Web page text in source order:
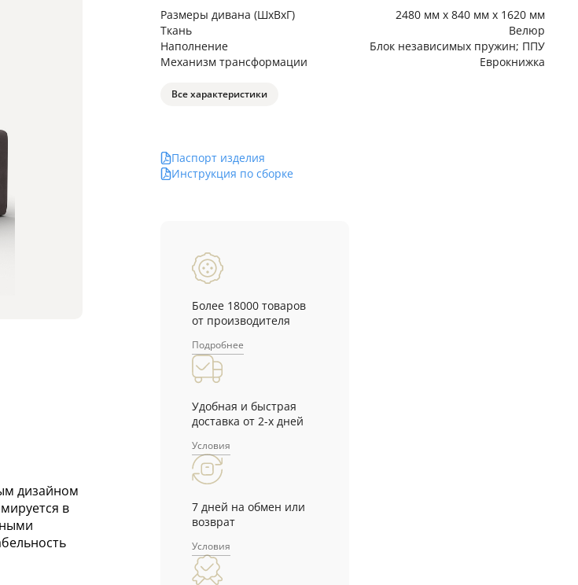
дизайном
в
Размеры дивана (ШхВхГ)
2480 мм х 840 мм х 1620 мм
Ткань
Велюр
Наполнение
Блок независимых пружин; ППУ
Механизм трансформации
Еврокнижка
Все характеристики
Паспорт изделия
Инструкция по сборке
Более 18000 товаров
от производителя
Подробнее
Удобная и быстрая
доставка от 2-х дней
Условия
7 дней на обмен или
возврат
Условия